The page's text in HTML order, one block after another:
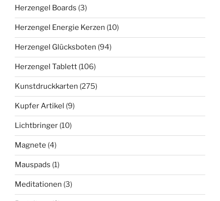
Herzengel Boards (3)
Herzengel Energie Kerzen (10)
Herzengel Glücksboten (94)
Herzengel Tablett (106)
Kunstdruckkarten (275)
Kupfer Artikel (9)
Lichtbringer (10)
Magnete (4)
Mauspads (1)
Meditationen (3)